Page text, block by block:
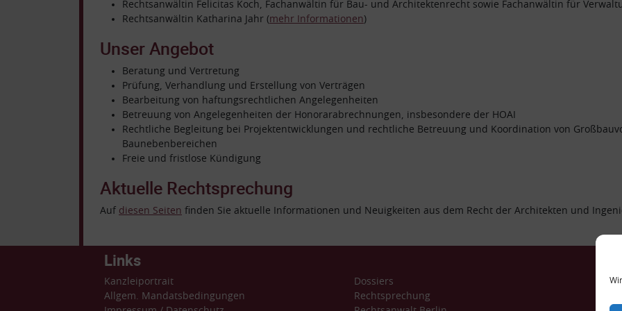
Rechtsanwältin Felicitas Koch, Fachanwältin für Bau- und Architektenrecht sowie Fachanwältin für
Rechtsanwältin Katharina Jahr (mehr Informationen)
Unser Angebot
Beratung und Vertretung
Prüfung, Verhandlung und Erstellung von Verträgen
Bearbeitung von haftungsrechtlichen Angelegenheiten
Betreuung von Angelegenheiten der Honorarabrechnungen, insbesondere der HOAI
Rechtliche Begleitung bei Projektentwicklungen und rechtliche Betreuung und Koordination von
Baunebenbereichen
Freie und fristlose Kündigung
Aktuelle Rechtsprechung
Auf diesen Seiten finden Sie aktuelle Informationen und Neuigkeiten aus dem Recht der Architekten und
Links
Kanzleiportrait
Allgem. Mandatsbedingungen
Dossiers
Rechtsprechung